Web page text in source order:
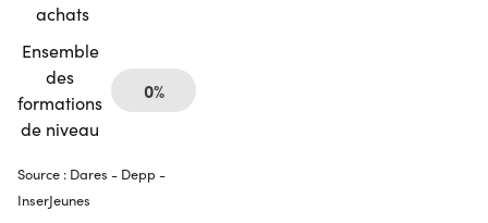
achats
Ensemble
des
formations
de niveau
0%
Source : Dares - Depp -
InserJeunes